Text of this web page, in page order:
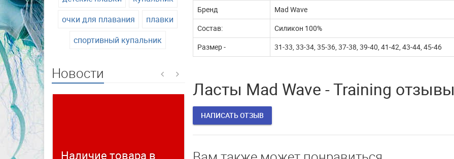
очки для плавания
плавки
спортивный купальник
Новости
Наличие товара в
Временно не доступны
Наш интернет магазин
Бренд
Mad Wave
Состав:
Силикон 100%
Размер -
31-33, 33-34, 35-36, 37-38, 39-40, 41-42, 43-44, 45-46
Ласты Mad Wave - Training отзывы
НАПИСАТЬ ОТЗЫВ